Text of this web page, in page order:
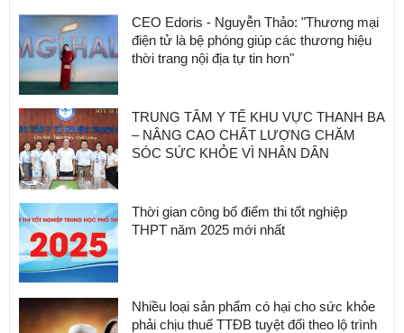
CEO Edoris - Nguyễn Thảo: "Thương mại
điện tử là bệ phóng giúp các thương hiệu
thời trang nội địa tự tin hơn"
TRUNG TÂM Y TẾ KHU VỰC THANH BA
– NÂNG CAO CHẤT LƯỢNG CHĂM
SÓC SỨC KHỎE VÌ NHÂN DÂN
Thời gian công bố điểm thi tốt nghiệp
THPT năm 2025 mới nhất
Nhiều loại sản phẩm có hại cho sức khỏe
phải chịu thuế TTĐB tuyệt đối theo lộ trình